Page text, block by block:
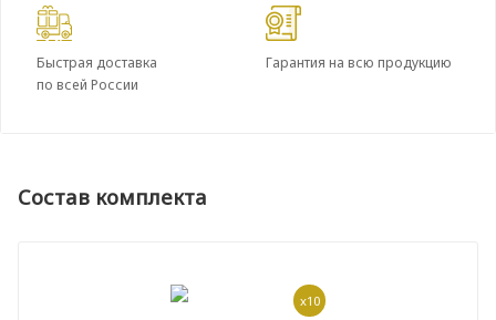
Быстрая доставка
по всей России
Гарантия на всю продукцию
Состав комплекта
x10